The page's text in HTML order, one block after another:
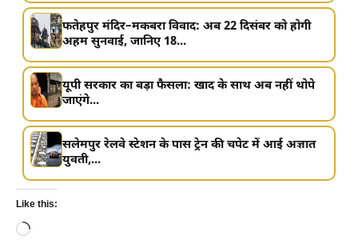
फतेहपुर मंदिर–मकबरा विवाद: अब 22 दिसंबर को होगी
अहम सुनवाई, जानिए 18...
यूपी सरकार का बड़ा फैसला: खाद के साथ अब नहीं थोपे
जाएंगे...
सलेमपुर रेलवे स्टेशन के पास ट्रेन की चपेट में आई अज्ञात
युवती,...
Like this:
Loading…